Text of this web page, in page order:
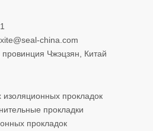
china.com
Чжэцзян, Китай
прокладок
прокладки
прокладок